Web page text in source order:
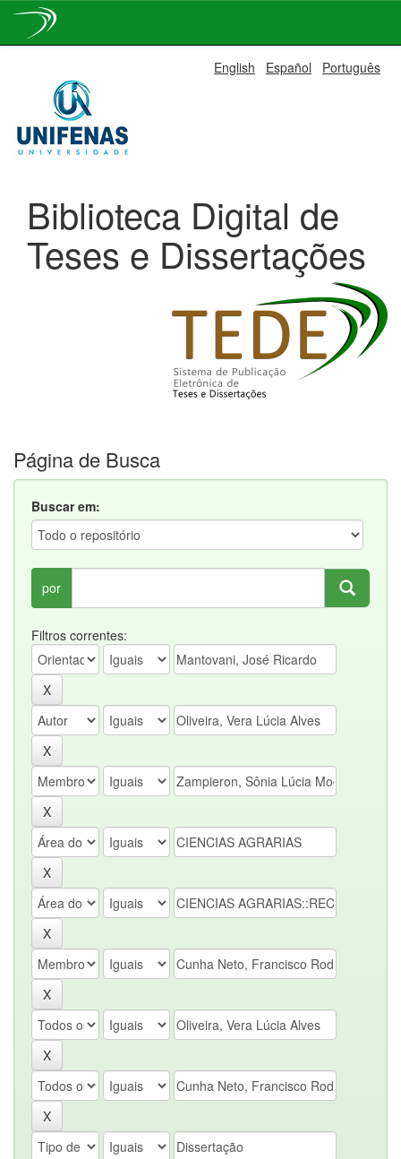
navigation
English Español Português
Biblioteca Digital de
Teses e Dissertações
Página de Busca
Buscar em:
por
Filtros correntes: